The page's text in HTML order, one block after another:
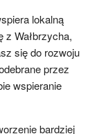
lokalną
z Wałbrzycha,
się do rozwoju
przez
wspieranie
bardziej